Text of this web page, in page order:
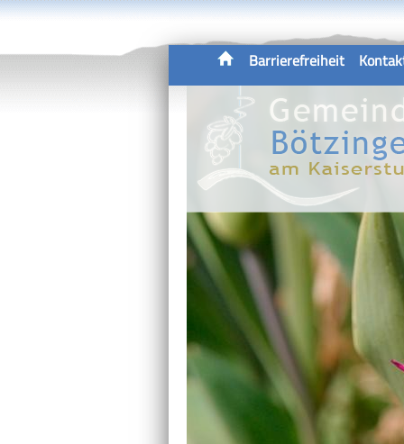
Barrierefreiheit